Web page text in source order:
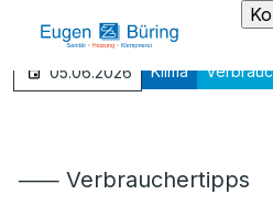
05.06.2026 Klima
⸺ Verbrauchertipps